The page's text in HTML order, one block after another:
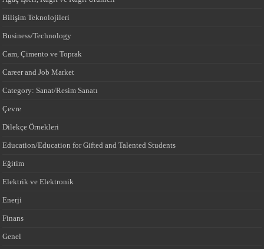
Bilişim Teknolojileri
Business/Technology
Cam, Çimento ve Toprak
Career and Job Market
Category: Sanat/Resim Sanatı
Çevre
Dilekçe Örnekleri
Education/Education for Gifted and Talented Students
Eğitim
Elektrik ve Elektronik
Enerji
Finans
Genel